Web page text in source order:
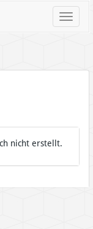
Toggle
nicht erstellt.